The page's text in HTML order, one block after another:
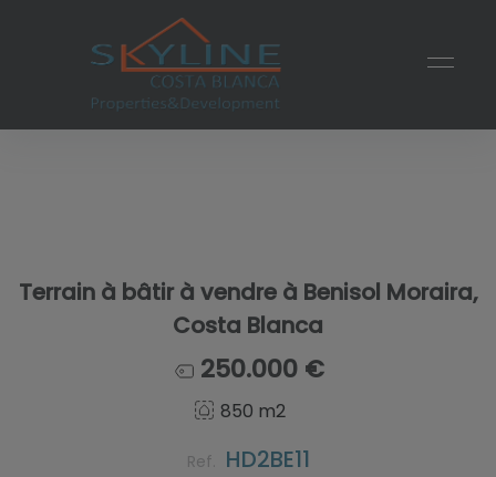
Terrain à bâtir à vendre à Benisol Moraira,
Costa Blanca
250.000 €
850 m2
Ref. HD2BE11